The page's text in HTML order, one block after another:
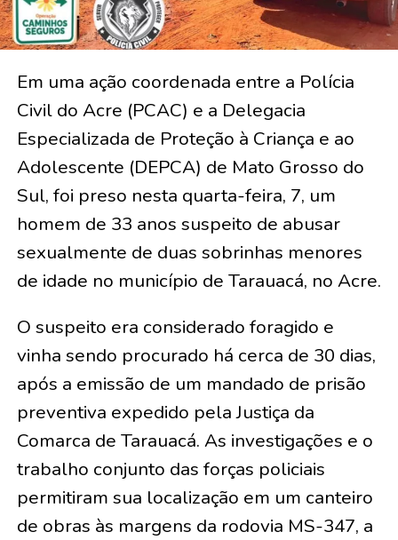
Em uma ação coordenada entre a Polícia
Civil do Acre (PCAC) e a Delegacia
Especializada de Proteção à Criança e ao
Adolescente (DEPCA) de Mato Grosso do
Sul, foi preso nesta quarta-feira, 7, um
homem de 33 anos suspeito de abusar
sexualmente de duas sobrinhas menores
de idade no município de Tarauacá, no Acre.
O suspeito era considerado foragido e
vinha sendo procurado há cerca de 30 dias,
após a emissão de um mandado de prisão
preventiva expedido pela Justiça da
Comarca de Tarauacá. As investigações e o
trabalho conjunto das forças policiais
permitiram sua localização em um canteiro
de obras às margens da rodovia MS-347, a